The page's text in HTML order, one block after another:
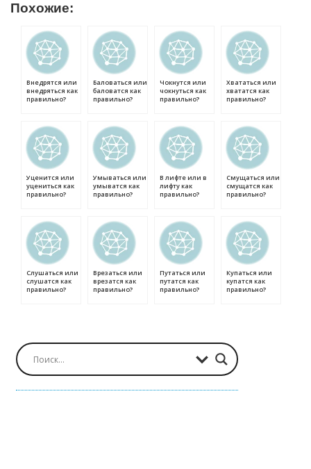
Похожие:
Внедрятся или
внедряться как
правильно?
Баловаться или
баловатся как
правильно?
Чокнутся или
чокнуться как
правильно?
Хвататься или
хвататся как
правильно?
Уценится или
уцениться как
правильно?
Умываться или
умыватся как
правильно?
В лифте или в
лифту как
правильно?
Смущаться или
смущатся как
правильно?
Слушаться или
слушатся как
правильно?
Врезаться или
врезатся как
правильно?
Путаться или
путатся как
правильно?
Купаться или
купатся как
правильно?